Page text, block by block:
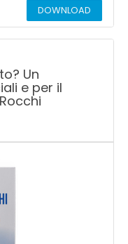
DOWNLOAD
Un
e per il